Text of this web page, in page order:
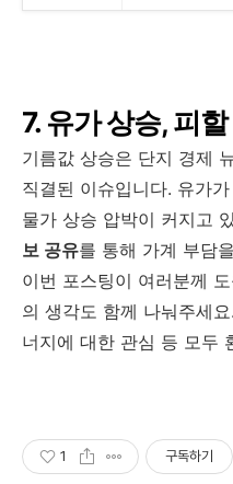
7. 유가 상승, 피
기름값 상승은 단지 경제
직결된 이슈입니다. 유가
물가 상승 압박이 커지고
보 공유를 통해 가계 부담
이번 포스팅이 여러분께
의 생각도 함께 나눠주세
너지에 대한 관심 등 모두
1 구독하기